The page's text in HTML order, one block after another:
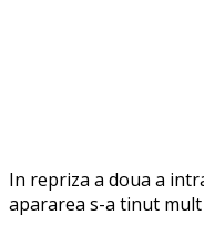
In repriza a doua a
apararea s-a tinut mult